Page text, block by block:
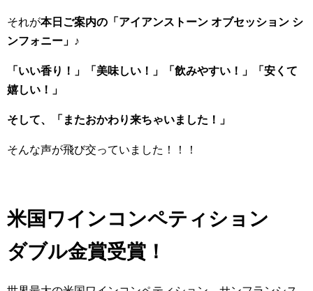
それが本日ご案内の「アイアンストーン オブセッション シ
ンフォニー」♪
「いい香り！」「美味しい！」「飲みやすい！」「安くて
嬉しい！」
そして、「またおかわり来ちゃいました！」
そんな声が飛び交っていました！！！
米国ワインコンペティション
ダブル金賞受賞！